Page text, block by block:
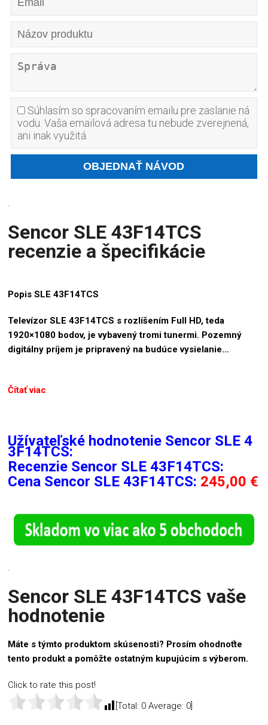
Súhlasím so spracovaním emailu pre zaslanie ná
vodu. Vaša emailová adresa tu nebude zverejnená,
ani inak využitá.
.
Sencor SLE 43F14TCS
recenzie a špecifikácie
Popis SLE 43F14TCS
Televízor SLE 43F14TCS s rozlíšením Full HD, teda
1920×1080 bodov, je vybavený tromi tunermi. Pozemný
digitálny príjem je pripravený na budúce vysielanie…
Čítať viac
Užívateľské hodnotenie Sencor SLE 4
3F14TCS:
Recenzie Sencor SLE 43F14TCS:
Cena Sencor SLE 43F14TCS: 245,00 €
.
Sencor SLE 43F14TCS vaše
hodnotenie
Máte s týmto produktom skúsenosti? Prosím ohodnoťte
tento produkt a pomôžte ostatným kupujúcim s výberom.
Click to rate this post!
[Total: 0 Average: 0